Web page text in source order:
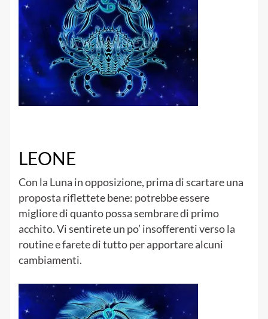
LEONE
Con la Luna in opposizione, prima di scartare una
proposta riflettete bene: potrebbe essere
migliore di quanto possa sembrare di primo
acchito. Vi sentirete un po’ insofferenti verso la
routine e farete di tutto per apportare alcuni
cambiamenti.